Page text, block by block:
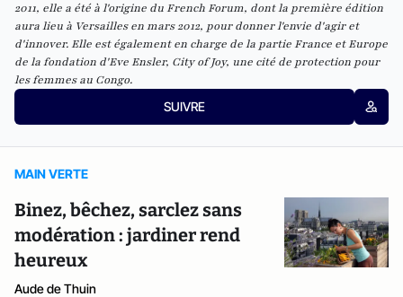
2011, elle a été à l'origine du French Forum, dont la première édition
aura lieu à Versailles en mars 2012, pour donner l'envie d'agir et
d'innover. Elle est également en charge de la partie France et Europe
de la fondation d'Eve Ensler, City of Joy, une cité de protection pour
les femmes au Congo.
SUIVRE
MAIN VERTE
Binez, bêchez, sarclez sans
modération : jardiner rend
heureux
Aude de Thuin